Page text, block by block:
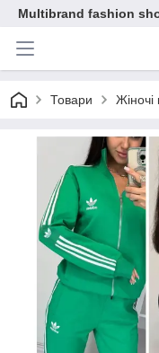
Multibrand fashion
Товари